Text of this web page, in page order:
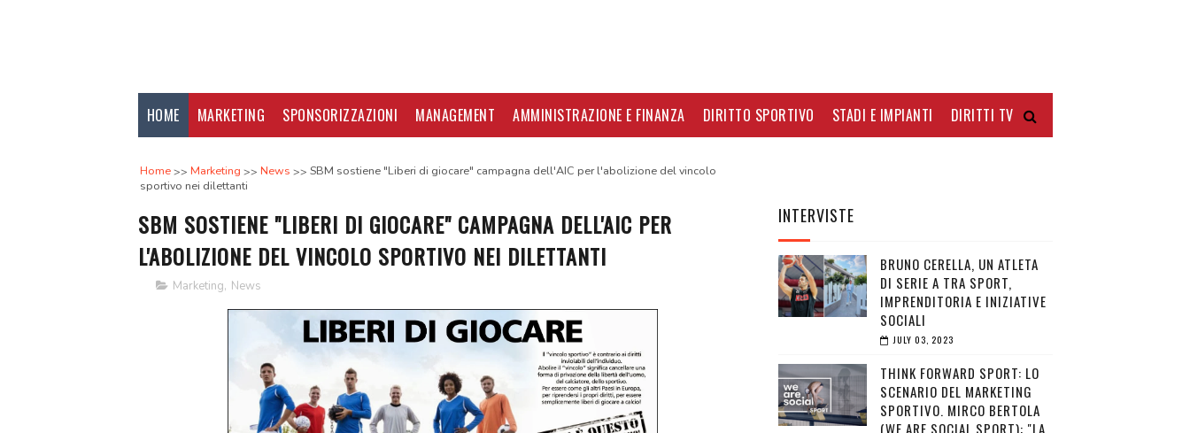
HOME MARKETING SPONSORIZZAZIONI MANAGEMENT AMMINISTRAZIONE E FINANZA DIRITTO SPORTIVO STADI E IMPIANTI DIRITTI TV
Home Marketing News
SBM sostiene "Liberi di giocare" campagna dell'AIC per l'abolizione del vincolo
sportivo nei dilettanti
SBM SOSTIENE "LIBERI DI GIOCARE" CAMPAGNA DELL'AIC PER
L'ABOLIZIONE DEL VINCOLO SPORTIVO NEI DILETTANTI
Marketing, News
INTERVISTE
BRUNO CERELLA, UN ATLETA
DI SERIE A TRA SPORT,
IMPRENDITORIA E INIZIATIVE
SOCIALI
JULY 03, 2023
THINK FORWARD SPORT: LO
SCENARIO DEL MARKETING
SPORTIVO. MIRCO BERTOLA
(WE ARE SOCIAL SPORT): "LA